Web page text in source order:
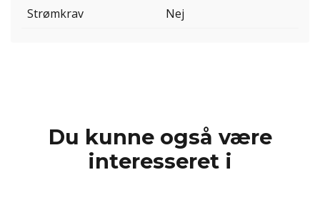
Strømkrav
Nej
Du kunne også være
interesseret i